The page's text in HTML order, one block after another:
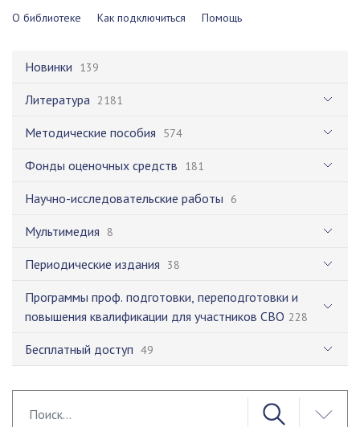
О библиотеке Как подключиться Помощь
Новинки 139
Литература 2181
Методические пособия 574
Фонды оценочных средств 181
Научно-исследовательские работы 6
Мультимедия 8
Периодические издания 38
Программы проф. подготовки, переподготовки и
повышения квалификации для участников СВО 228
Бесплатный доступ 49